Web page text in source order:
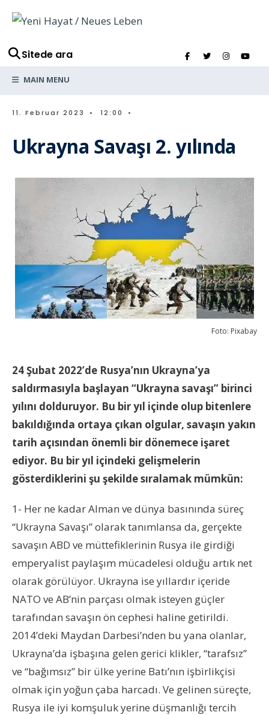
Sitede ara
MAIN MENU
11. Februar 2023 • 12:00 •
Ukrayna Savaşı 2. yılında
Foto: Pixabay
24 Şubat 2022’de Rusya’nın Ukrayna’ya
saldırmasıyla başlayan “Ukrayna savaşı” birinci
yılını dolduruyor. Bu bir yıl içinde olup bitenlere
bakıldığında ortaya çıkan olgular, savaşın yakın
tarih açısından önemli bir dönemece işaret
ediyor. Bu bir yıl içindeki gelişmelerin
gösterdiklerini şu şekilde sıralamak mümkün:
1- Her ne kadar Alman ve dünya basınında süreç
“Ukrayna Savaşı” olarak tanımlansa da, gerçekte
savaşın ABD ve müttefiklerinin Rusya ile girdiği
emperyalist paylaşım mücadelesi olduğu artık net
olarak görülüyor. Ukrayna ise yıllardır içeride
NATO ve AB’nin parçası olmak isteyen güçler
tarafından savaşın ön cephesi haline getirildi.
2014’deki Maydan Darbesi’nden bu yana olanlar,
Ukrayna’da işbaşına gelen gerici klikler, “tarafsız”
ve “bağımsız” bir ülke yerine Batı’nın işbirlikçisi
olmak için yoğun çaba harcadı. Ve gelinen süreçte,
Rusya ile iyi komşuluk yerine düşmanlığı tercih